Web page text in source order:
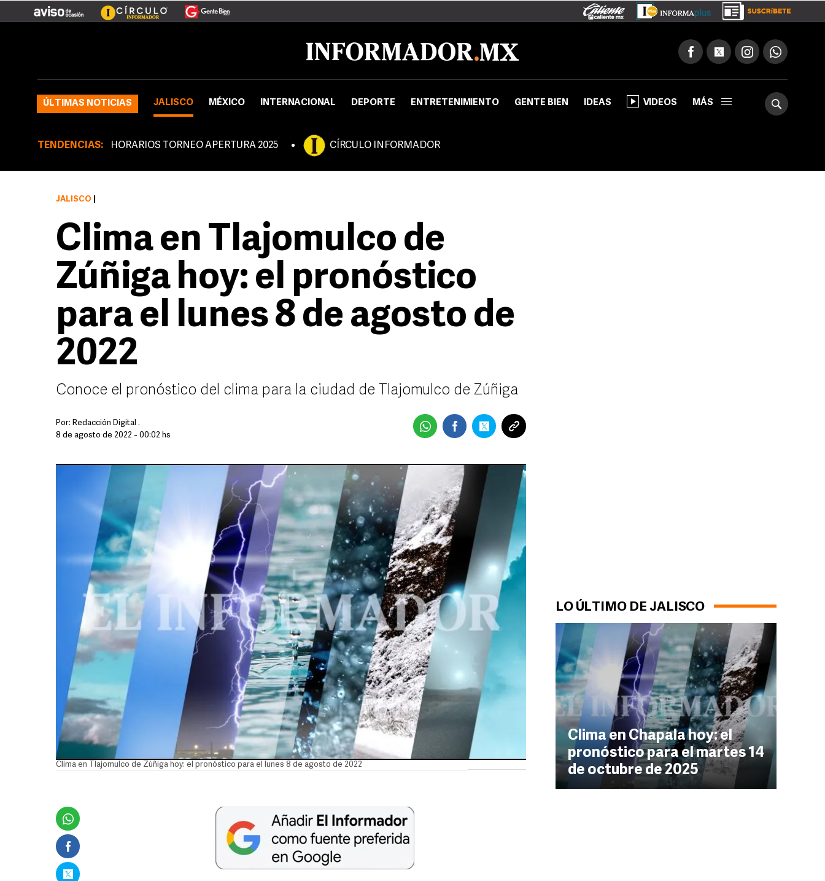
ÚLTIMAS NOTICIAS JALISCO MÉXICO INTERNACIONAL DEPORTE ENTRETENIMIENTO GENTE BIEN IDEAS VIDEOS MÁS
TENDENCIAS: HORARIOS TORNEO APERTURA 2025 CÍRCULO INFORMADOR
LO ÚLTIMO DE JALISCO
Clima en Chapala hoy: el
pronóstico para el martes 14
de octubre de 2025
JALISCO
Clima en Tlajomulco de
Zúñiga hoy: el pronóstico
para el lunes 8 de agosto de
2022
Conoce el pronóstico del clima para la ciudad de Tlajomulco de Zúñiga
Por: Redacción Digital .
8 de agosto de 2022 - 00:02 hs
Clima en Tlajomulco de Zúñiga hoy: el pronóstico para el lunes 8 de agosto de 2022